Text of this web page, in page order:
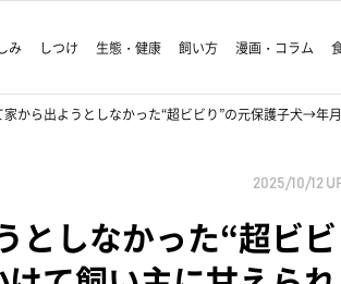
み しつけ 生態・健康 飼い方 漫画・コラム
家から出ようとしなかった“超ビビり”の元保護子犬→年
2025/10/12
としなかった“超ビビ